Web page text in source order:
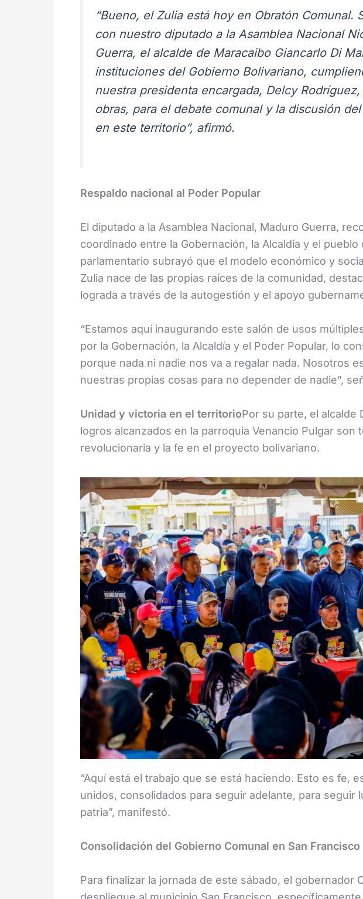
“Bueno, el Zulia está hoy en Obratón Comunal.
con nuestro diputado a la Asamblea Nacional
Guerra, el alcalde de Maracaibo Giancarlo Di
instituciones del Gobierno Bolivariano,
nuestra presidenta encargada, Delcy
obras, para el debate comunal y la discusión
en este territorio”, afirmó.
Respaldo nacional al Poder Popular
El diputado a la Asamblea Nacional, Maduro Guerra,
coordinado entre la Gobernación, la Alcaldía y el pueblo
parlamentario subrayó que el modelo económico y
Zulia nace de las propias raíces de la comunidad,
lograda a través de la autogestión y el apoyo
“Estamos aquí inaugurando este salón de usos
por la Gobernación, la Alcaldía y el Poder Popular, lo
porque nada ni nadie nos va a regalar nada. Nosotros
nuestras propias cosas para no depender de nadie”,
Unidad y victoria en el territorioPor su parte, el alcalde
logros alcanzados en la parroquia Venancio Pulgar son
revolucionaria y la fe en el proyecto bolivariano.
“Aquí está el trabajo que se está haciendo. Esto es fe,
unidos, consolidados para seguir adelante, para seguir
patria”, manifestó.
Consolidación del Gobierno Comunal en San Francisco
Para finalizar la jornada de este sábado, el gobernador